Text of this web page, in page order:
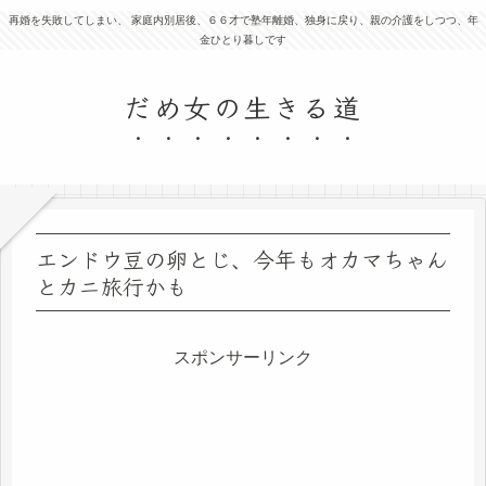
再婚を失敗してしまい、 家庭内別居後、６６才で塾年離婚、独身に戻り、親の介護をしつつ、年
金ひとり暮しです
だめ女の生きる道
エンドウ豆の卵とじ、今年もオカマちゃん
とカニ旅行かも
スポンサーリンク